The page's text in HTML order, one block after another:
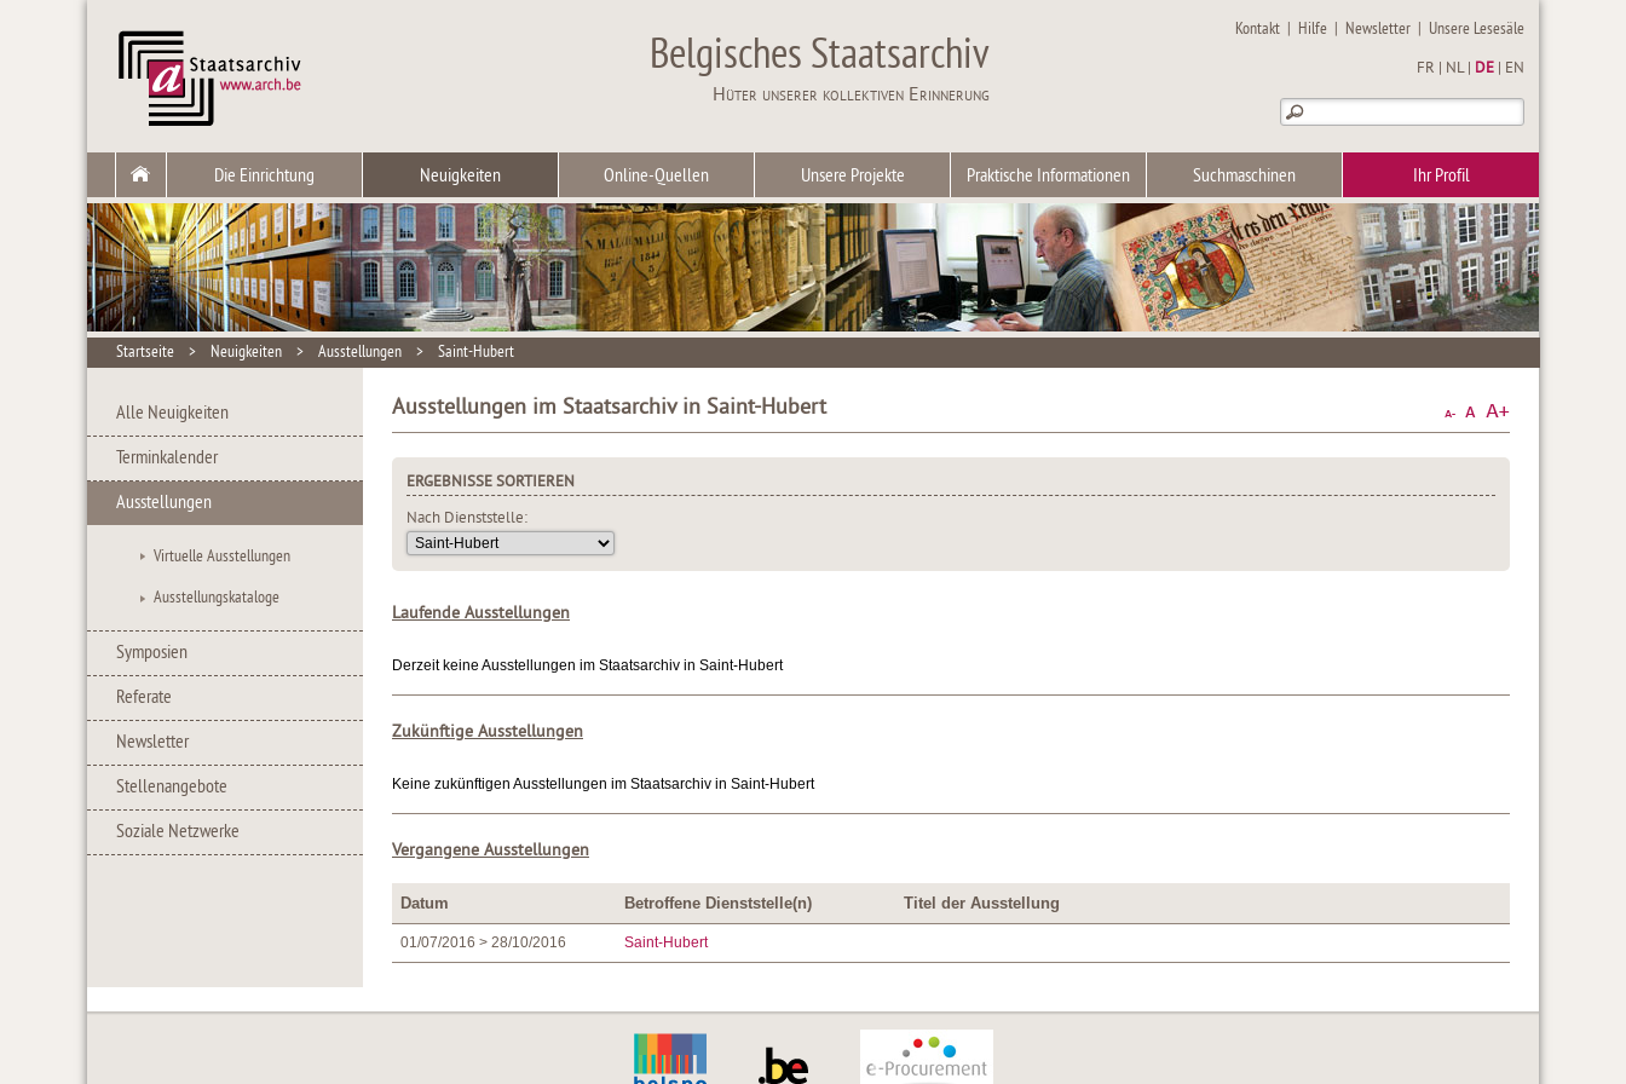
Belgisches Staatsarchiv
Hüter unserer kollektiven Erinnerung
Kontakt | Hilfe | Newsletter | Unsere Lesesäle
FR NL| DE EN
Die Einrichtung Neuigkeiten Online-Quellen Unsere Projekte Praktische Informationen Suchmaschinen Ihr Profil
Startseite > Neuigkeiten > Ausstellungen > Saint-Hubert
Alle Neuigkeiten
Terminkalender
Ausstellungen
Virtuelle Ausstellungen
Ausstellungskataloge
Symposien
Referate
Newsletter
Stellenangebote
Soziale Netzwerke
Ausstellungen im Staatsarchiv in Saint-Hubert
ERGEBNISSE SORTIEREN
Nach Dienststelle:
Laufende Ausstellungen
Derzeit keine Ausstellungen im Staatsarchiv in Saint-Hubert
Zukünftige Ausstellungen
Keine zukünftigen Ausstellungen im Staatsarchiv in Saint-Hubert
Vergangene Ausstellungen
Datum Betroffene Dienststelle(n) Titel der Ausstellung
01/07/2016 > 28/10/2016 Saint-Hubert